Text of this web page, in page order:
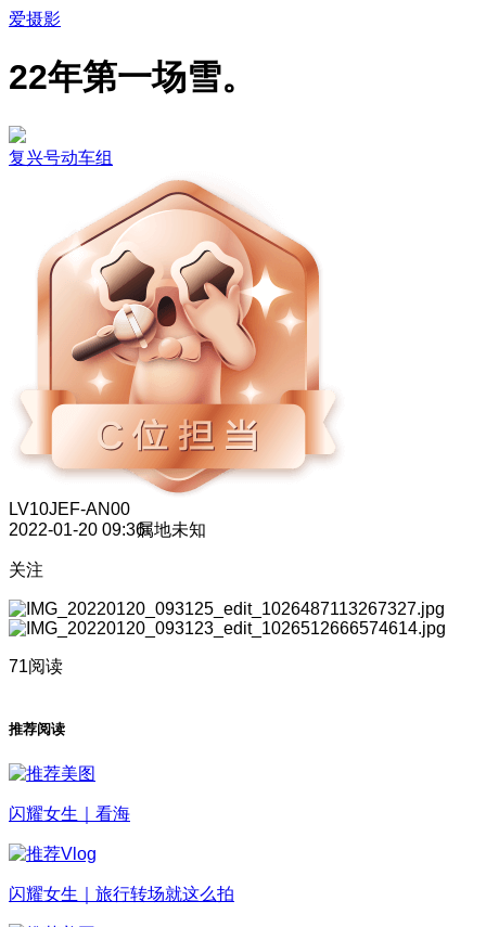
爱摄影
22年第一场雪。
复兴号动车组
LV10JEF-AN00
2022-01-20 09:36属地未知
关注
71阅读
推荐阅读
闪耀女生｜看海
闪耀女生｜旅行转场就这么拍